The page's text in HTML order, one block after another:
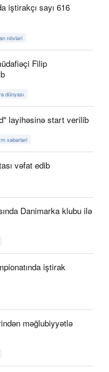
iştirakçı sayı 616
növləri
Filip
dünyası
layihəsinə start verilib
xəbərləri
vəfat edib
Danimarka klubu ilə
iştirak
məğlubiyyətlə